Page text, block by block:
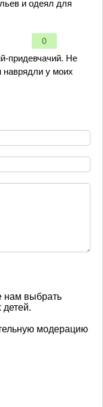
и одеял для
0
придевчачий. Не
наврядли у моих
нам выбрать
модерацию